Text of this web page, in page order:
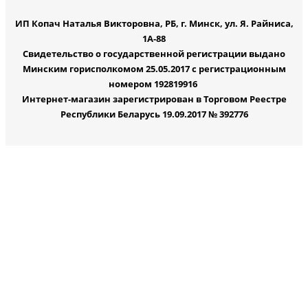
ИП Копач Наталья Викторовна, РБ, г. Минск, ул. Я. Райниса,
1А-88
Свидетельство о государственной регистрации выдано
Минским горисполкомом 25.05.2017 с регистрационным
номером 192819916
Интернет-магазин зарегистрирован в Торговом Реестре
Республики Беларусь 19.09.2017 № 392776